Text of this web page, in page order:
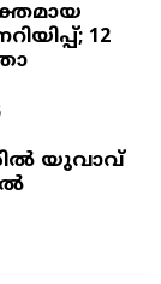
12
യുവാവ്